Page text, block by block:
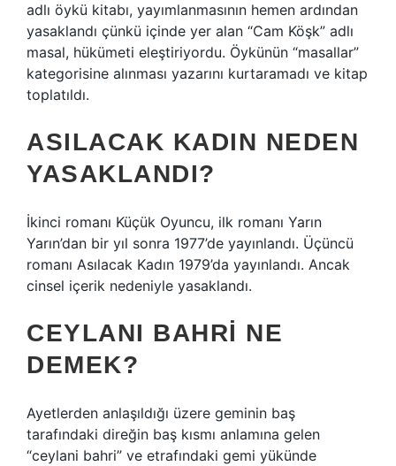
adlı öykü kitabı, yayımlanmasının hemen ardından
yasaklandı çünkü içinde yer alan “Cam Köşk” adlı
masal, hükümeti eleştiriyordu. Öykünün “masallar”
kategorisine alınması yazarını kurtaramadı ve kitap
toplatıldı.
ASILACAK KADIN NEDEN
YASAKLANDI?
İkinci romanı Küçük Oyuncu, ilk romanı Yarın
Yarın’dan bir yıl sonra 1977’de yayınlandı. Üçüncü
romanı Asılacak Kadın 1979’da yayınlandı. Ancak
cinsel içerik nedeniyle yasaklandı.
CEYLANI BAHRI NE
DEMEK?
Ayetlerden anlaşıldığı üzere geminin baş
tarafındaki direğin baş kısmı anlamına gelen
“ceylani bahri” ve etrafındaki gemi yükünde